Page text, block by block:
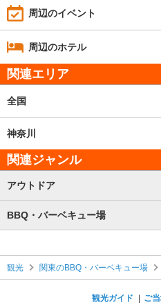
周辺のイベント
周辺のホテル
関連エリア
全国
神奈川
関連ジャンル
アウトドア
BBQ・バーベキュー場
観光 関東のBBQ・バーベキュー場
観光ガイド ご